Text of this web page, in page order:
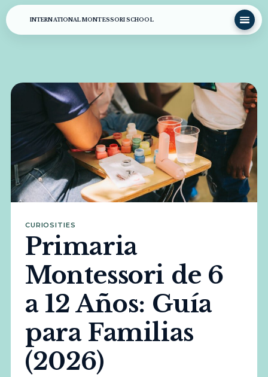
INTERNATIONAL MONTESSORI SCHOOL
CURIOSITIES
Primaria
Montessori de 6
a 12 Años: Guía
para Familias
(2026)